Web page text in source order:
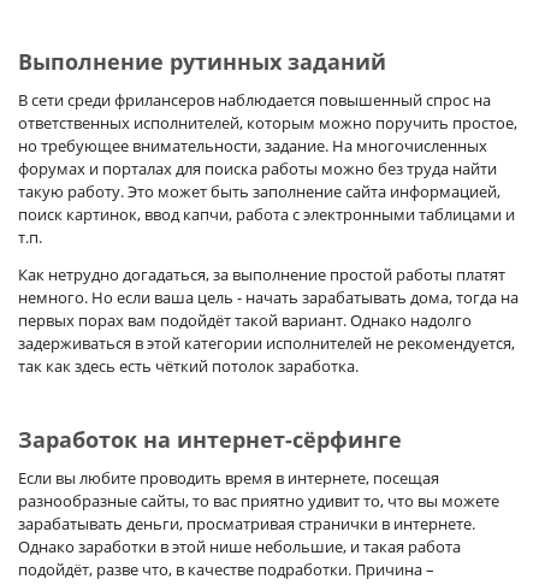
Выполнение рутинных заданий
В сети среди фрилансеров наблюдается повышенный спрос на
ответственных исполнителей, которым можно поручить простое,
но требующее внимательности, задание. На многочисленных
форумах и порталах для поиска работы можно без труда найти
такую работу. Это может быть заполнение сайта информацией,
поиск картинок, ввод капчи, работа с электронными таблицами и
т.п.
Как нетрудно догадаться, за выполнение простой работы платят
немного. Но если ваша цель - начать зарабатывать дома, тогда на
первых порах вам подойдёт такой вариант. Однако надолго
задерживаться в этой категории исполнителей не рекомендуется,
так как здесь есть чёткий потолок заработка.
Заработок на интернет-сёрфинге
Если вы любите проводить время в интернете, посещая
разнообразные сайты, то вас приятно удивит то, что вы можете
зарабатывать деньги, просматривая странички в интернете.
Однако заработки в этой нише небольшие, и такая работа
подойдёт, разве что, в качестве подработки. Причина –